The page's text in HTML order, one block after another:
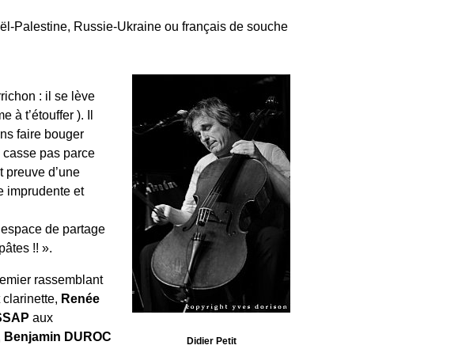
Palestine, Russie-Ukraine ou français de souche
Didier Petit
: il se lève
à t’étouffer ). Il
faire bouger
casse pas parce
preuve d’une
imprudente et
de partage
!! ».
rassemblant
Renée
aux
Benjamin DUROC